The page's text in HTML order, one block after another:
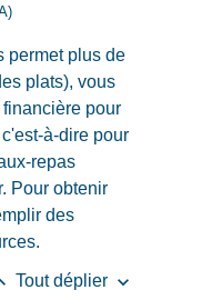
permet plus de
plats), vous
pour
c'est-à-dire pour
repas
Pour obtenir
des
Tout déplier keyboard_arrow_down